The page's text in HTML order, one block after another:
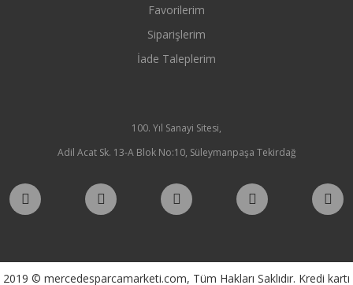
Favorilerim
Siparişlerim
İade Taleplerim
100. Yıl Sanayi Sitesi,
Adil Acat Sk. 13-A Blok No:10, Süleymanpaşa Tekirdağ
2019 © mercedesparcamarketi.com, Tüm Hakları Saklıdır. Kredi kartı